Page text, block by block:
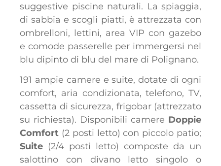
suggestive piscine naturali. La spiaggia,
di sabbia e scogli piatti, è attrezzata con
ombrelloni, lettini, area VIP con gazebo
e comode passerelle per immergersi nel
blu dipinto di blu del mare di Polignano.
191 ampie camere e suite, dotate di ogni
comfort, aria condizionata, telefono, TV,
cassetta di sicurezza, frigobar (attrezzato
su richiesta). Disponibili camere Doppie
Comfort (2 posti letto) con piccolo patio;
Suite (2/4 posti letto) composte da un
salottino con divano letto singolo o